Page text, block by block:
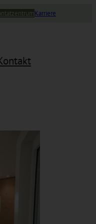
Karriere
Seine Funktionalität ist